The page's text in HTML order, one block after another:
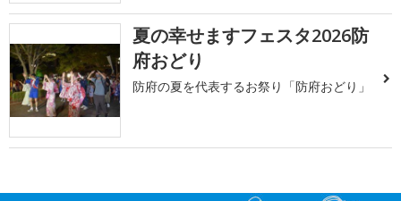
夏の幸せますフェスタ2026防
府おどり
防府の夏を代表するお祭り「防府おどり」